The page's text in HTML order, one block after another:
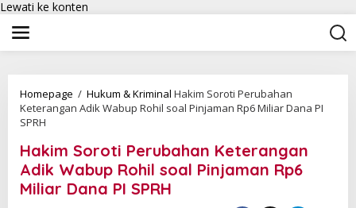
Lewati ke konten
Homepage / Hukum & Kriminal Hakim Soroti Perubahan
Keterangan Adik Wabup Rohil soal Pinjaman Rp6 Miliar Dana PI
SPRH
Hakim Soroti Perubahan Keterangan
Adik Wabup Rohil soal Pinjaman Rp6
Miliar Dana PI SPRH